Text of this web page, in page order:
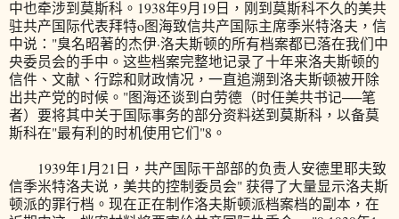
中也牵涉到莫斯科。1938年9月19日，刚到莫斯科不久的美共
驻共产国际代表拜特o图海致信共产国际主席季米特洛夫，信
中说："臭名昭著的杰伊·洛夫斯顿的所有档案都已落在我们中
央委员会的手中。这些档案完整地记录了十年来洛夫斯顿的
信件、文献、行踪和财政情况，一直追溯到洛夫斯顿被开除
出共产党的时候。"图海还谈到白劳德（时任美共书记──笔
者）要将其中关于国际事务的部分资料送到莫斯科，以备莫
斯科在"最有利的时机使用它们"8。
1939年1月21日，共产国际干部部的负责人安德里耶夫致
信季米特洛夫说，美共的控制委员会" 获得了大量显示洛夫斯
顿派的罪行档。现在正在制作洛夫斯顿派档案档的副本，在